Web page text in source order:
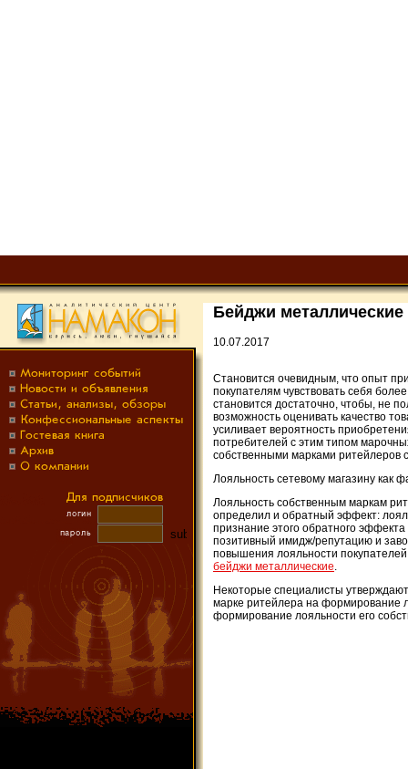
Бейджи металлические
10.07.2017
Становится очевидным, что опыт
покупателям чувствовать себя
становится достаточно, чтобы, не
возможность оценивать качество
усиливает вероятность
потребителей с этим типом
собственными марками
Лояльность сетевому магазину как
Лояльность собственным маркам
определил и обратный эффект:
признание этого обратного
позитивный имидж/репутацию и
повышения лояльности
бейджи металлические.
Некоторые специалисты
марке ритейлера на формирование
формирование лояльности его